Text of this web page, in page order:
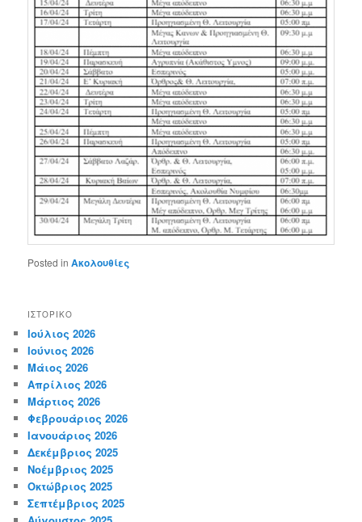
Posted in Ακολουθίες
ΙΣΤΟΡΙΚΌ
Ιούλιος 2026
Ιούνιος 2026
Μάιος 2026
Απρίλιος 2026
Μάρτιος 2026
Φεβρουάριος 2026
Ιανουάριος 2026
Δεκέμβριος 2025
Νοέμβριος 2025
Οκτώβριος 2025
Σεπτέμβριος 2025